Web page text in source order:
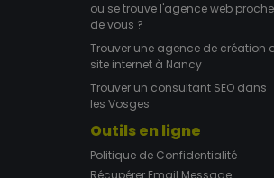
ou se trouve l'agence web proche
de vous ?
Trouver une agence de création
site internet à Nancy
Trouver un consultant SEO dans
les Vosges
Outils en ligne
Politique de Confidentialité